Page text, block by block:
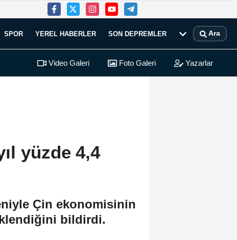
SPOR YEREL HABERLER SON DEPREMLER Ara
Video Galeri Foto Galeri Yazarlar
yüzde 4,4
Çin ekonomisinin
bildirdi.